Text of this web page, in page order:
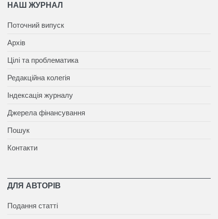
НАШ ЖУРНАЛ
Поточний випуск
Архів
Цілі та проблематика
Редакційна колегія
Індексація журналу
Джерела фінансування
Пошук
Контакти
ДЛЯ АВТОРІВ
Подання статті